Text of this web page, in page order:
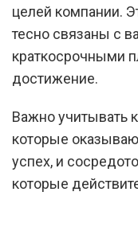
целей компании.
тесно связаны с
краткосрочными
достижение.
Важно учитывать
которые
успех, и
которые